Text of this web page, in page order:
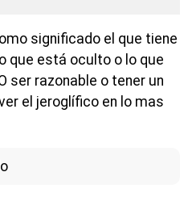
significado el que tiene
que está oculto o lo que
ser razonable o tener un
el jeroglífico en lo mas